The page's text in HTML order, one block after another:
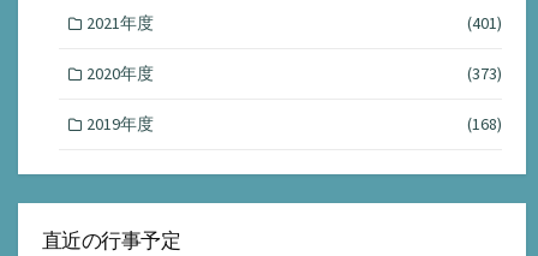
2021年度 (401)
2020年度 (373)
2019年度 (168)
直近の行事予定